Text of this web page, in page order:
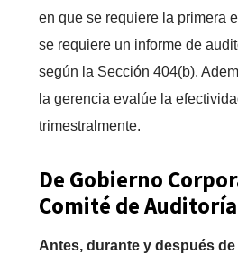
en que se requiere la primera
se requiere un informe de
según la Sección 404(b).
la gerencia evalúe la
trimestralmente.
De Gobierno
Comité de Auditoría
Antes, durante y después